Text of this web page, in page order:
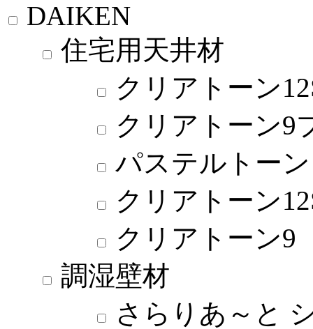
DAIKEN
住宅用天井材
クリアトーン
クリアトーン9
パステルトーン
クリアトーン
クリアトーン9
調湿壁材
さらりあ～と